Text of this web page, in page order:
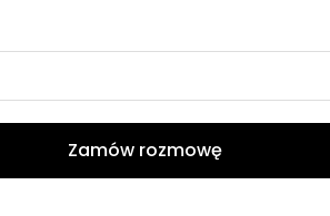
Zamów rozmowę